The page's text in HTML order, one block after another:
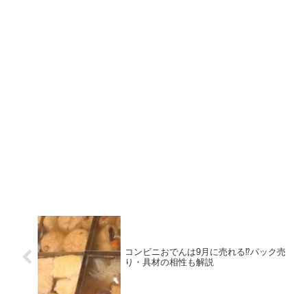
コンビニおでんは9月に売れる⁉パック売
り・具材の相性も解説